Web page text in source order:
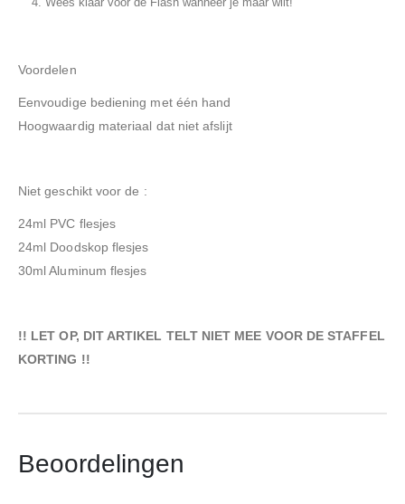
Voordelen
Eenvoudige bediening met één hand
Hoogwaardig materiaal dat niet afslijt
Niet geschikt voor de :
24ml PVC flesjes
24ml Doodskop flesjes
30ml Aluminum flesjes
!! LET OP, DIT ARTIKEL TELT NIET MEE VOOR DE STAFFEL
KORTING !!
Beoordelingen